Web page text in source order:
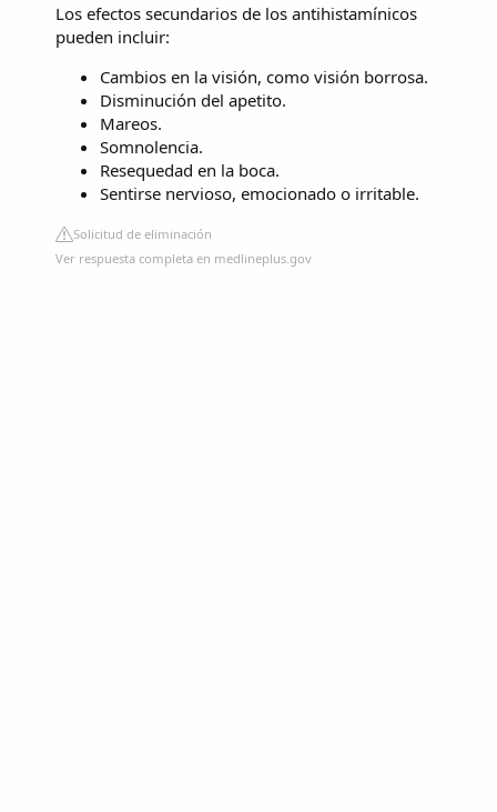
Los efectos secundarios de los antihistamínicos
pueden incluir:
Cambios en la visión, como visión borrosa.
Disminución del apetito.
Mareos.
Somnolencia.
Resequedad en la boca.
Sentirse nervioso, emocionado o irritable.
Solicitud de eliminación
Ver respuesta completa en medlineplus.gov